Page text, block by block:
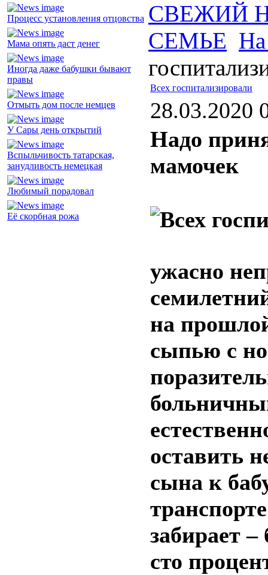
Процесс установления отцовства
Мама опять даст денег
Иногда даже бабушки бывают
правы
Отмыть дом после немцев
У Сары день открытий
Вспыльчивость татарская,
занудливость немецкая
Любимый порадовал
Её скорбная рожа
СВЕЖИЙ
СЕМЬЕ На
Всех госпитализировали
28.03.2020
Надо
мамочек
ужасно
на
сыпью с
оставить
сына к
забирает
сто